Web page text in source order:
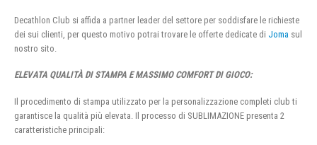
Decathlon Club si affida a partner leader del settore per soddisfare le richieste
dei sui clienti, per questo motivo potrai trovare le offerte dedicate di Joma sul
nostro sito.
ELEVATA QUALITÀ DI STAMPA E MASSIMO COMFORT DI GIOCO:
Il procedimento di stampa utilizzato per la personalizzazione completi club ti
garantisce la qualità più elevata. Il processo di SUBLIMAZIONE presenta 2
caratteristiche principali: